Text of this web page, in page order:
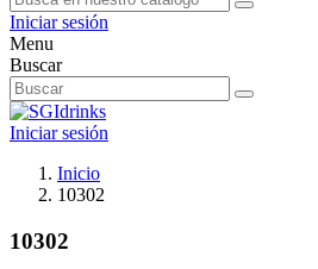
Iniciar sesión
Menu
Buscar
Iniciar sesión
Inicio
10302
10302